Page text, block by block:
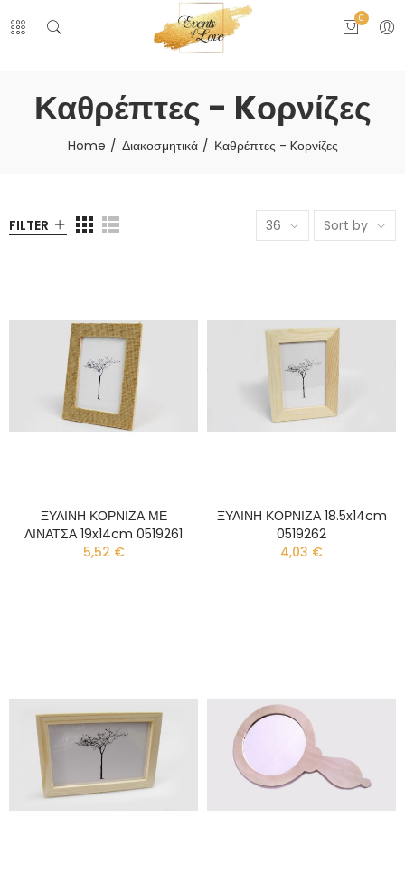
0
Καθρέπτες - Kορνίζες
Home Διακοσμητικά Καθρέπτες - Kορνίζες
FILTER 36 Sort by
ΞΥΛΙΝΗ ΚΟΡΝΙΖΑ ΜΕ
ΛΙΝΑΤΣΑ 19x14cm 0519261
5,52 €
ΞΥΛΙΝΗ ΚΟΡΝΙΖΑ 18.5x14cm
0519262
4,03 €